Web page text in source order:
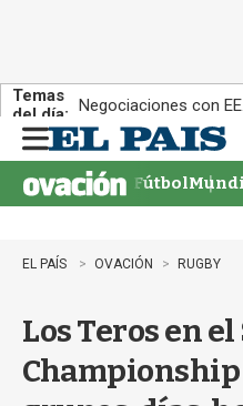
Temas
del día: Negociaciones con
n
u
Fútbol
EL PAÍS OVACIÓN RUGBY
Los Teros en